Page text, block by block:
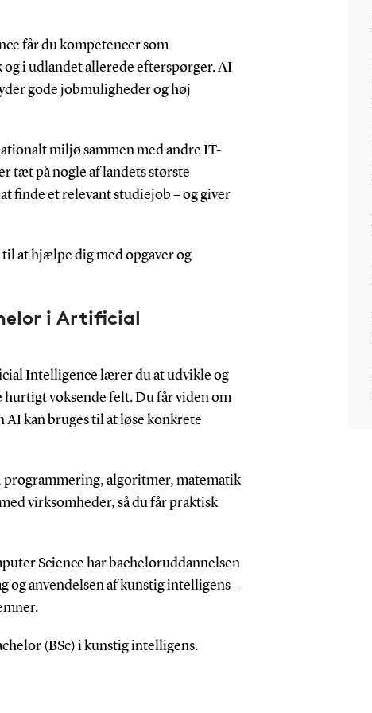
får du kompetencer som
i udlandet allerede efterspørger. AI
gode jobmuligheder og høj
miljø sammen med andre IT-
tæt på nogle af landets største
finde et relevant studiejob – og giver
til at hjælpe dig med opgaver og
i Artificial
Intelligence lærer du at udvikle og
voksende felt. Du får viden om
kan bruges til at løse konkrete
algoritmer, matematik
virksomheder, så du får praktisk
Science har bacheloruddannelsen
anvendelsen af kunstig intelligens –
(BSc) i kunstig intelligens.